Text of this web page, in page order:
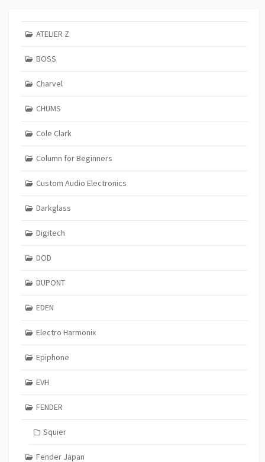
ATELIER Z
BOSS
Charvel
CHUMS
Cole Clark
Column for Beginners
Custom Audio Electronics
Darkglass
Digitech
DOD
DUPONT
EDEN
Electro Harmonix
Epiphone
EVH
FENDER
Squier
Fender Japan